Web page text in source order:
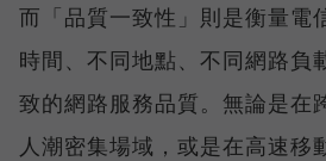
而「品質一致性」則是衡量電
時間、不同地點、不同網路負
致的網路服務品質。無論是在
人潮密集場域，或是在高速移